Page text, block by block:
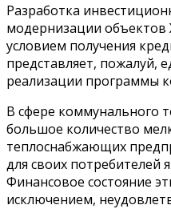
Разработка
модернизации объектов
условием получения
представляет, пожалуй,
реализации программы
В сфере коммунального
большое количество
теплоснабжающих
для своих потребителей
Финансовое состояние
исключением,